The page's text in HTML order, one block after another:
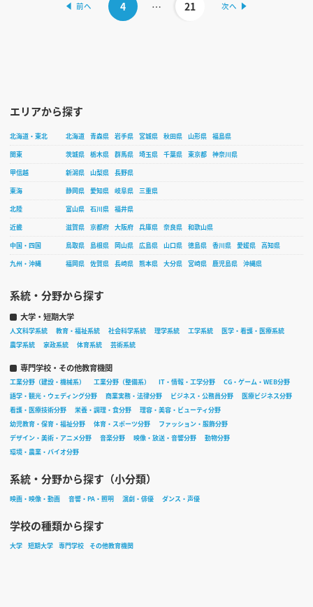
4 … 21
エリアから探す
北海道・東北 北海道 青森県 岩手県 宮城県 秋田県 山形県
福島県
関東
茨城県 栃木県 群馬県 埼玉県 千葉県 東京都
神奈川県
甲信越
新潟県 山梨県
長野県
東海
静岡県 愛知県 岐阜県
三重県
北陸
富山県 石川県
福井県
近畿
滋賀県 京都府 大阪府 兵庫県 奈良県
和歌山県
中国・四国
鳥取県 島根県 岡山県 広島県 山口県 徳島県 香川県 愛媛県
高知県
九州・沖縄
福岡県 佐賀県 長崎県 熊本県 大分県 宮崎県 鹿児島県 沖縄県
系統・分野から探す
大学・短期大学
人文科学系統 教育・福祉系統 社会科学系統 理学系統 工学系統
医学・看護・医療系統
農学系統
家政系統 体育系統 芸術系統
専門学校・その他教育機関
工業分野（建設・機械系） 工業分野（整備系） IT・情報・工学分野
CG・ゲーム・WEB分野
語学・観光・ウェディング分野
商業実務・法律分野 ビジネス・公務員分野
医療ビジネス分野
看護・医療技術分野
栄養・調理・食分野
理容・美容・ビューティ分野
幼児教育・保育・福祉分野
体育・スポーツ分野
ファッション・服飾分野
デザイン・美術・アニメ分野
音楽分野 映像・放送・音響分野
動物分野
環境・農業・バイオ分野
系統・分野から探す（小分類）
映画・映像・動画 音響・PA・照明 演劇・俳優 ダンス・声優
学校の種類から探す
大学 短期大学 専門学校 その他教育機関